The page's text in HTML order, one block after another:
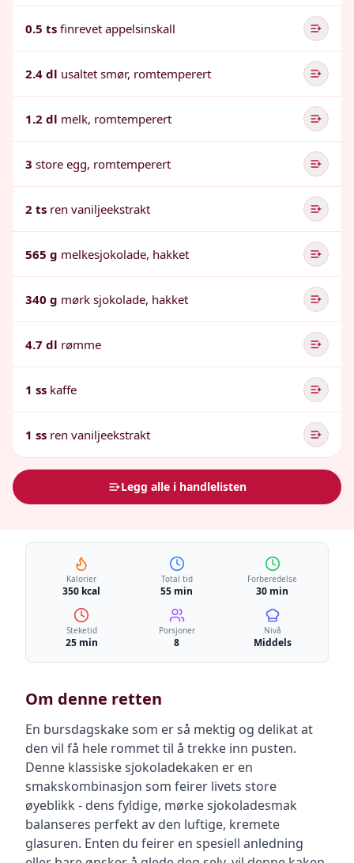
0.5 ts finrevet appelsinskall
2.4 dl usaltet smør, romtemperert
1.2 dl melk, romtemperert
3 store egg, romtemperert
2 ts ren vaniljeekstrakt
565 g melkesjokolade, hakket
340 g mørk sjokolade, hakket
4.7 dl rømme
1 ss kaffe
1 ss ren vaniljeekstrakt
Legg alle i handlelisten
Kalorier
350 kcal
Total tid
55 min
Forberedelse
30 min
Steketid
25 min
Porsjoner
8
Nivå
Middels
Om denne retten
En bursdagskake som er så mektig og delikat at
den vil få hele rommet til å trekke inn pusten.
Denne klassiske sjokoladekaken er en
smakskombinasjon som feirer livets store
øyeblikk - dens fyldige, mørke sjokoladesmak
balanseres perfekt av den luftige, kremete
glasuren. Enten du feirer en spesiell anledning